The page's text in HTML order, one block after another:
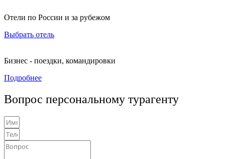
Отели по России и за рубежом
Выбрать отель
Бизнес - поездки, командировки
Подробнее
Вопрос персональному турагенту